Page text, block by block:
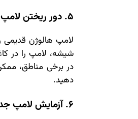
5. دور ریختن لامپ قدیمی
لامپ هالوژن قدیمی
شیشه، لامپ را در
در برخی مناطق،
دهید.
6. آزمایش لامپ جدید